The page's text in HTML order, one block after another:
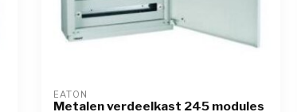
EATON
Metalen verdeelkast 245 modules